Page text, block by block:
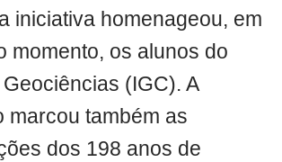
iniciativa homenageou, em
momento, os alunos do
Geociências (IGC). A
marcou também as
dos 198 anos de